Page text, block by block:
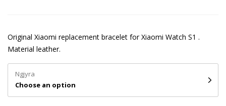
Original Xiaomi replacement bracelet for Xiaomi Watch S1 .
Material leather.
Ngjyra
Choose an option